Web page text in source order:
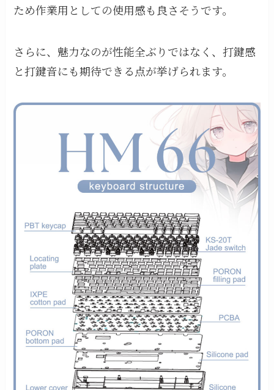
ため作業用としての使用感も良さそうです。
さらに、魅力なのが性能全ぶりではなく、打鍵感
と打鍵音にも期待できる点が挙げられます。